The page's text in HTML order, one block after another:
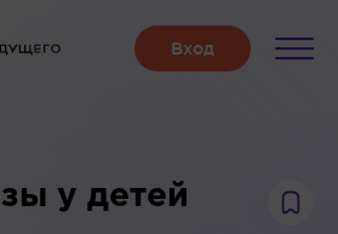
у детей